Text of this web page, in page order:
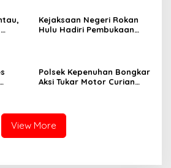
Kejaksaan Negeri Rokan
Hulu Hadiri Pembukaan
Polsek Kepenuhan Bongkar
Aksi Tukar Motor Curian
View More